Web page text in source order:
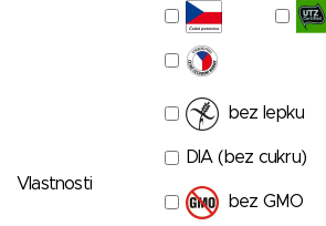
Vlastnosti
bez lepku
DIA (bez cukru)
bez GMO